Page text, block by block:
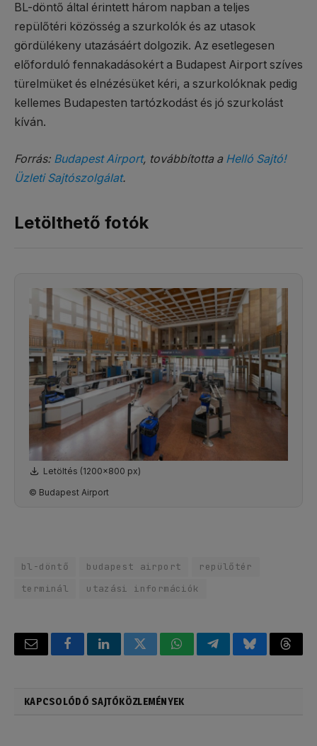
BL-döntő által érintett három napban a teljes
repülőtéri közösség a szurkolók és az utasok
gördülékeny utazásáért dolgozik. Az esetlegesen
előforduló fennakadásokért a Budapest Airport szíves
türelmüket és elnézésüket kéri, a szurkolóknak pedig
kellemes Budapesten tartózkodást és jó szurkolást
kíván.
Forrás: Budapest Airport, továbbította a Helló Sajtó!
Üzleti Sajtószolgálat.
Letölthető fotók
Letöltés (1200x800 px)
© Budapest Airport
bl-döntő budapest airport
repülőtér
terminál
utazási információk
Email FacebookLinkedInTwitterWhatsAppTelegramBluesky
KAPCSOLÓDÓ SAJTÓKÖZLEMÉNYEK